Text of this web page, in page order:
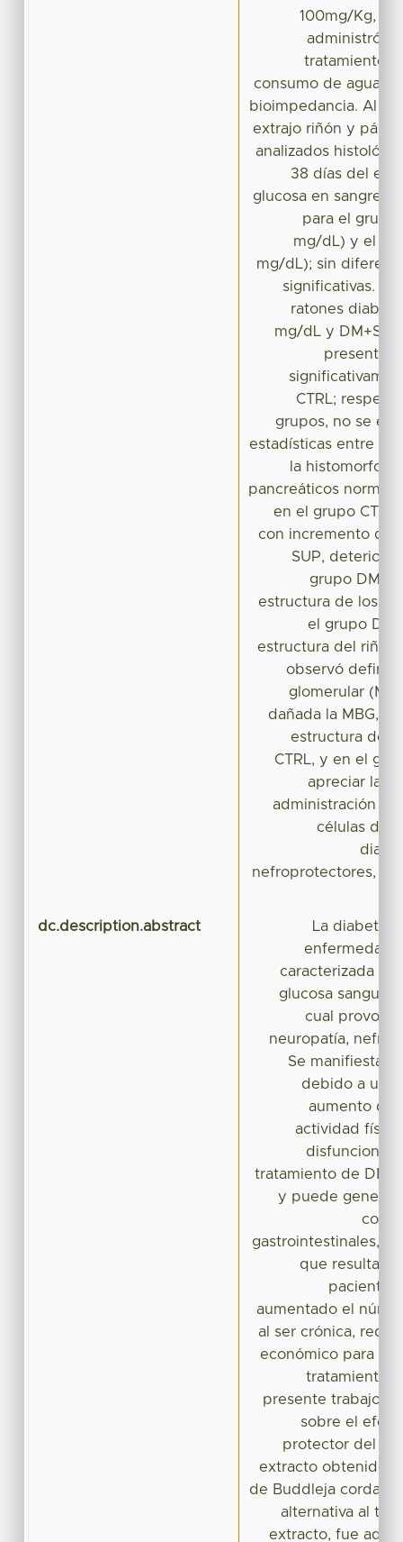
100mg/Kg, y
administró
tratamiento
consumo de agua y
bioimpedancia. Al
extrajo riñón y
analizados
38 días del
glucosa en sangre
para el grupo
mg/dL) y el
mg/dL); sin
significativas.
ratones
mg/dL y
CTRL;
grupos, no se
estadísticas entre
la
pancreáticos
en el grupo
con incremento de
SUP, deterioro
grupo DM y
estructura de los
el grupo
estructura del riñón
observó
glomerular
dañada la MBG,
estructura de
CTRL, y en el
apreciar la
administración
células de
nefroprotectores,
dc.description.abstract
La diabetes
enfermedad
caracterizada
glucosa
cual provoca
neuropatía,
Se manifiesta
debido a un
aumento de
actividad
disfuncional/
tratamiento de DM
y puede generar
gastrointestinales,
que resultan
paciente.
aumentado el
al ser crónica,
económico para el
tratamiento
presente trabajo
sobre el
protector del
extracto obtenido
de Buddleja cordata
alternativa al
extracto, fue